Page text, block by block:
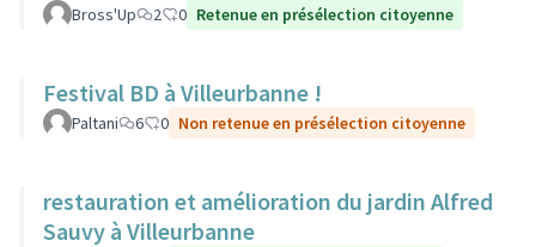
Bross'Up 2 0 Retenue en présélection citoyenne
Festival BD à Villeurbanne !
Paltani 6 0 Non retenue en présélection citoyenne
restauration et amélioration du jardin Alfred
Sauvy à Villeurbanne